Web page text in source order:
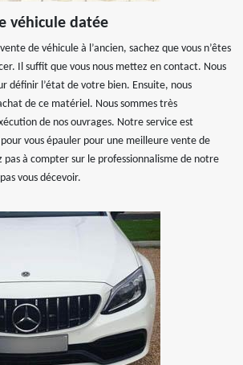
véhicule datée
de véhicule à l’ancien, sachez que vous n’êtes
Il suffit que vous nous mettez en contact. Nous
définir l’état de votre bien. Ensuite, nous
de ce matériel. Nous sommes très
de nos ouvrages. Notre service est
vous épauler pour une meilleure vente de
à compter sur le professionnalisme de notre
vous décevoir.